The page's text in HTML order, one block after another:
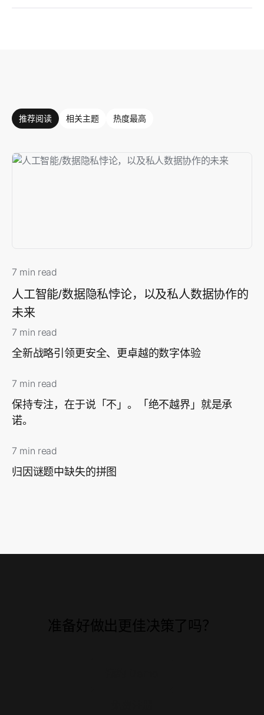
推荐阅读 相关主题 热度最高
7 min read
人工智能/数据隐私悖论，以及私人数据协作的
未来
7 min read
全新战略引领更安全、更卓越的数字体验
7 min read
保持专注，在于说「不」。「绝不越界」就是承
诺。
7 min read
归因谜题中缺失的拼图